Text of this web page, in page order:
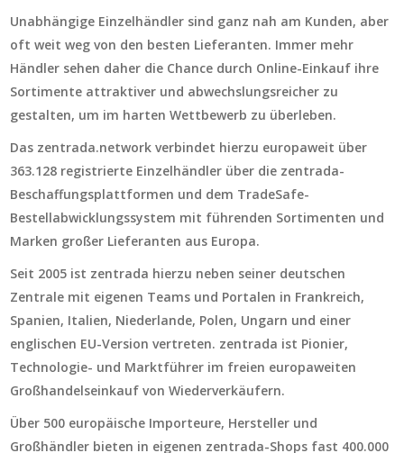
Unabhängige Einzelhändler sind ganz nah am Kunden, aber
oft weit weg von den besten Lieferanten. Immer mehr
Händler sehen daher die Chance durch Online-Einkauf ihre
Sortimente attraktiver und abwechslungsreicher zu
gestalten, um im harten Wettbewerb zu überleben.
Das zentrada.network verbindet hierzu europaweit über
363.128 registrierte Einzelhändler über die zentrada-
Beschaffungsplattformen und dem TradeSafe-
Bestellabwicklungssystem mit führenden Sortimenten und
Marken großer Lieferanten aus Europa.
Seit 2005 ist zentrada hierzu neben seiner deutschen
Zentrale mit eigenen Teams und Portalen in Frankreich,
Spanien, Italien, Niederlande, Polen, Ungarn und einer
englischen EU-Version vertreten. zentrada ist Pionier,
Technologie- und Marktführer im freien europaweiten
Großhandelseinkauf von Wiederverkäufern.
Über 500 europäische Importeure, Hersteller und
Großhändler bieten in eigenen zentrada-Shops fast 400.000